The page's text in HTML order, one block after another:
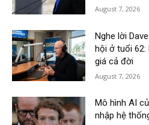
August 7, 2026
Nghe lời
hội ở tuổi
giá cả đời
August 7, 2026
Mô hình AI
nhập hệ